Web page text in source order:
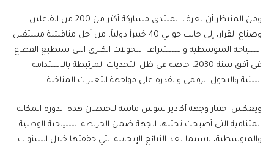
ومن المنتظر أن يعرف المنتدى مشاركة أكثر من 200 من الفاعلين
وصناع القرار، إلى جانب حوالي 40 خبيراً دولياً، من أجل مناقشة مستقبل
السياحة المتوسطية واستشراف التحولات الكبرى التي ستطبع القطاع
في أفق سنة 2030، خاصة في ظل التحديات المرتبطة بالاستدامة
البيئية والتحول الرقمي والقدرة على مواجهة التغيرات المناخية.
ويعكس اختيار وجهة أكادير سوس ماسة لاحتضان هذه الدورة المكانة
المتنامية التي أصبحت تحتلها الجهة ضمن الخريطة السياحية الوطنية
والمتوسطية، لاسيما بعد النتائج الإيجابية التي حققتها خلال السنوات